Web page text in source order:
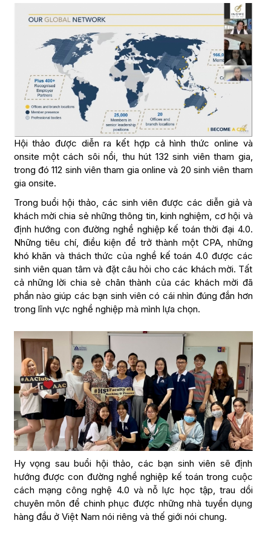
Hội thảo được diễn ra kết hợp cả hình thức online và
onsite một cách sôi nổi, thu hút 132 sinh viên tham gia,
trong đó 112 sinh viên tham gia online và 20 sinh viên tham
gia onsite.
Trong buổi hội thảo, các sinh viên được các diễn giả và
khách mời chia sẻ những thông tin, kinh nghiệm, cơ hội và
định hướng con đường nghề nghiệp kế toán thời đại 4.0.
Những tiêu chí, điều kiện để trở thành một CPA, những
khó khăn và thách thức của nghề kế toán 4.0 được các
sinh viên quan tâm và đặt câu hỏi cho các khách mời. Tất
cả những lời chia sẻ chân thành của các khách mời đã
phần nào giúp các bạn sinh viên có cái nhìn đúng đắn hơn
trong lĩnh vực nghề nghiệp mà mình lựa chọn.
Hy vọng sau buổi hội thảo, các bạn sinh viên sẽ định
hướng được con đường nghề nghiệp kế toán trong cuộc
cách mạng công nghệ 4.0 và nỗ lực học tập, trau dồi
chuyên môn để chinh phục được những nhà tuyển dụng
hàng đầu ở Việt Nam nói riêng và thế giới nói chung.